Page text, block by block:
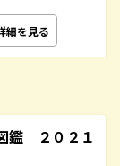
細を見る
鑑 ２０２１